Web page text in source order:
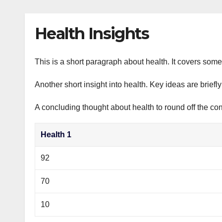
Health Insights
This is a short paragraph about health. It covers
Another short insight into health. Key ideas are
A concluding thought about health to round off the
Health 1
92
70
10